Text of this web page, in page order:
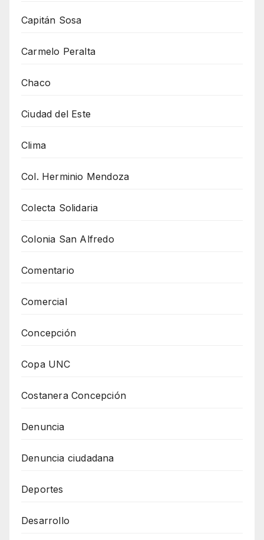
Capitán Sosa
Carmelo Peralta
Chaco
Ciudad del Este
Clima
Col. Herminio Mendoza
Colecta Solidaria
Colonia San Alfredo
Comentario
Comercial
Concepción
Copa UNC
Costanera Concepción
Denuncia
Denuncia ciudadana
Deportes
Desarrollo